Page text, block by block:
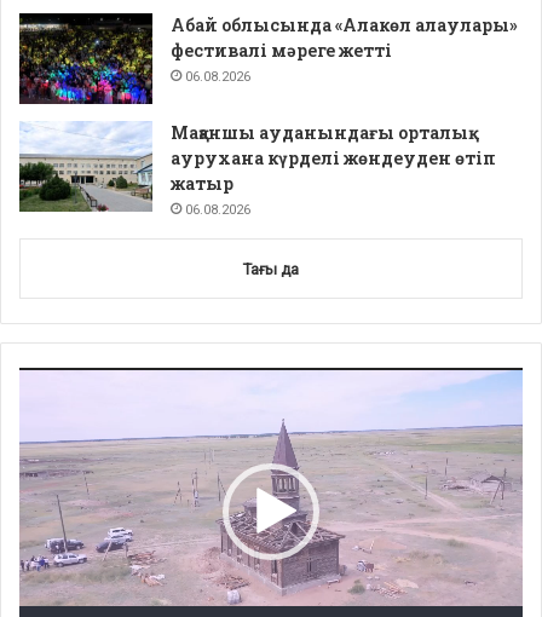
Абай облысында «Алакөл алаулары»
фестивалі мәреге жетті
06.08.2026
Мақаншы ауданындағы орталық
аурухана күрделі жөндеуден өтіп
жатыр
06.08.2026
Тағы да